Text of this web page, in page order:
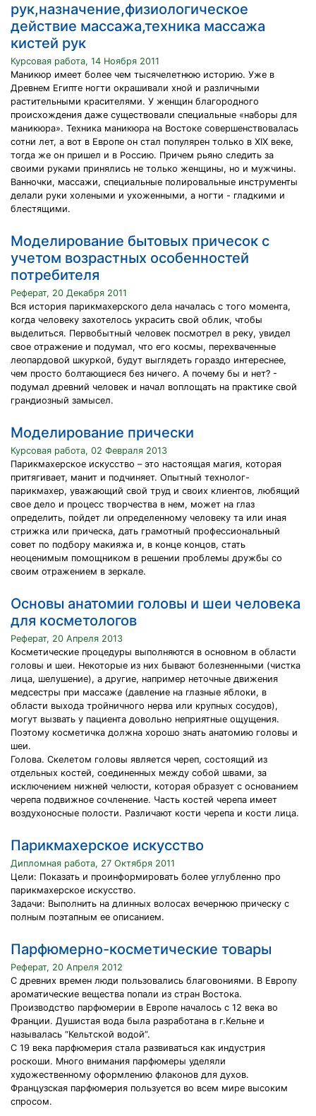
рук,назначение,физиологическое
действие массажа,техника массажа
кистей рук
Курсовая работа, 14 Ноября 2011
Маникюр имеет более чем тысячелетнюю историю. Уже в
Древнем Египте ногти окрашивали хной и различными
растительными красителями. У женщин благородного
происхождения даже существовали специальные «наборы для
маникюра». Техника маникюра на Востоке совершенствовалась
сотни лет, а вот в Европе он стал популярен только в XIX веке,
тогда же он пришел и в Россию. Причем рьяно следить за
своими руками принялись не только женщины, но и мужчины.
Ванночки, массажи, специальные полировальные инструменты
делали руки холеными и ухоженными, а ногти - гладкими и
блестящими.
Моделирование бытовых причесок с
учетом возрастных особенностей
потребителя
Реферат, 20 Декабря 2011
Вся история парикмахерского дела началась с того момента,
когда человеку захотелось украсить свой облик, чтобы
выделиться. Первобытный человек посмотрел в реку, увидел
свое отражение и подумал, что его космы, перехваченные
леопардовой шкуркой, будут выглядеть гораздо интереснее,
чем просто болтающиеся без ничего. А почему бы и нет? -
подумал древний человек и начал воплощать на практике свой
грандиозный замысел.
Моделирование прически
Курсовая работа, 02 Февраля 2013
Парикмахерское искусство – это настоящая магия, которая
притягивает, манит и подчиняет. Опытный технолог-
парикмахер, уважающий свой труд и своих клиентов, любящий
свое дело и процесс творчества в нем, может на глаз
определить, пойдет ли определенному человеку та или иная
стрижка или прическа, дать грамотный профессиональный
совет по подбору макияжа и, в конце концов, стать
неоценимым помощником в решении проблемы дружбы со
своим отражением в зеркале.
Основы анатомии головы и шеи человека
для косметологов
Реферат, 20 Апреля 2013
Косметические процедуры выполняются в основном в области
головы и шеи. Некоторые из них бывают болезненными (чистка
лица, шелушение), а другие, например неточные движения
медсестры при массаже (давление на глазные яблоки, в
области выхода тройничного нерва или крупных сосудов),
могут вызвать у пациента довольно неприятные ощущения.
Поэтому косметичка должна хорошо знать анатомию головы и
шеи.
Голова. Скелетом головы является череп, состоящий из
отдельных костей, соединенных между собой швами, за
исключением нижней челюсти, которая образует с основанием
черепа подвижное сочленение. Часть костей черепа имеет
воздухоносные полости. Различают кости черепа и кости лица.
Парикмахерское искусство
Дипломная работа, 27 Октября 2011
Цели: Показать и проинформировать более углубленно про
парикмахерское искусство.
Задачи: Выполнить на длинных волосах вечернюю прическу с
полным поэтапным ее описанием.
Парфюмерно-косметические товары
Реферат, 20 Апреля 2012
С древних времен люди пользовались благовониями. В Европу
ароматические вещества попали из стран Востока.
Производство парфюмерии в Европе началось с 12 века во
Франции. Душистая вода была разработана в г.Кельне и
называлась “Кельтской водой”.
С 19 века парфюмерия стала развиваться как индустрия
роскоши. Много внимания парфюмеры уделяли
художественному оформлению флаконов для духов.
Французская парфюмерия пользуется во всем мире высоким
спросом.